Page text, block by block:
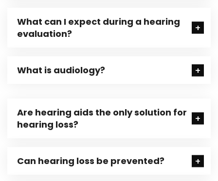
What can I expect during a hearing
evaluation?
What is audiology?
Are hearing aids the only solution for
hearing loss?
Can hearing loss be prevented?